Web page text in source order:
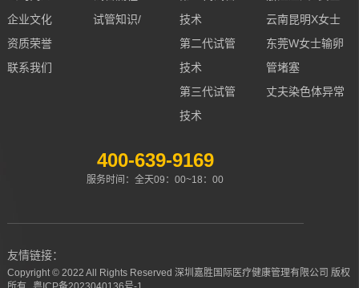
企业文化
资质荣誉
联系我们
试管知识/
技术
第二代试管
技术
第三代试管
技术
云南昆明X女士
东莞W女士输卵
管堵塞
丈夫染色体异常
400-639-9169
服务时间：全天09：00~18：00
友情链接：
Copyright © 2022 All Rights Reserved 深圳嘉胜国际医疗健康管理有限公司 版权